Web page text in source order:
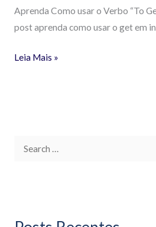
Aprenda Como usar o Verbo “To
post aprenda como usar o get em
Leia Mais »
u